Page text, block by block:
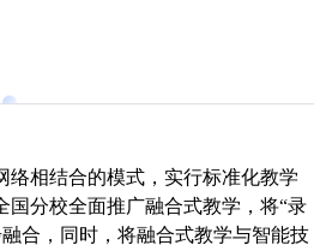
络相结合的模式，实行标准化教学
国分校全面推广融合式教学，将“录
合，同时，将融合式教学与智能技